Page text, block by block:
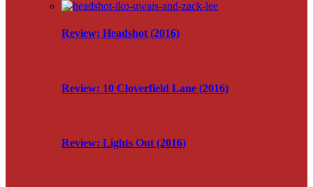
Review: Headshot (2016)
Review: 10 Cloverfield Lane (2016)
Review: Lights Out (2016)